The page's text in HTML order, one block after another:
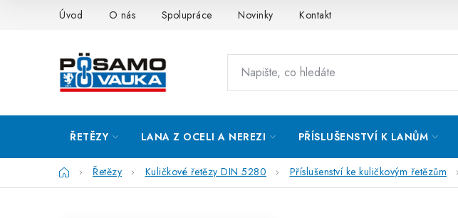
Úvod O nás Spolupráce Novinky Kontakt
ŘETĚZY LANA Z OCELI A NEREZI PŘÍSLUŠENSTVÍ K LANŮM
DomůŘetězy Kuličkové řetězy DIN 5280 Příslušenství ke kuličkovým řetězům